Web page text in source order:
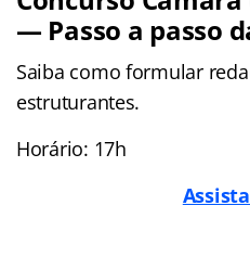
— Passo a passo
Saiba como formular
estruturantes.
Horário: 17h